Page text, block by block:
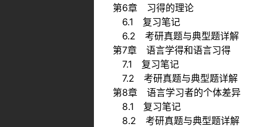
第6章 习得的理论
6.1 复习笔记
6.2 考研真题与典型题详解
第7章 语言学得和语言习得
7.1 复习笔记
7.2 考研真题与典型题详解
第8章 语言学习者的个体差异
8.1 复习笔记
8.2 考研真题与典型题详解